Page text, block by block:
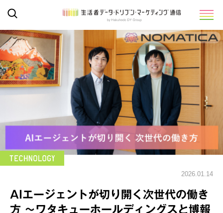
2026.01.14
AIエージェントが切り開く次世代の働き
方 ～ワタキューホールディングスと博報